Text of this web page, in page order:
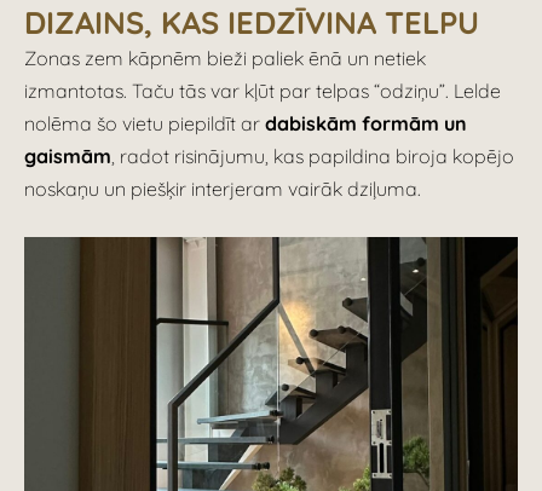
DIZAINS, KAS IEDZĪVINA TELPU
Zonas zem kāpnēm bieži paliek ēnā un netiek
izmantotas. Taču tās var kļūt par telpas “odziņu”. Lelde
nolēma šo vietu piepildīt ar dabiskām formām un
gaismām , radot risinājumu, kas papildina biroja kopējo
noskaņu un piešķir interjeram vairāk dziļuma.